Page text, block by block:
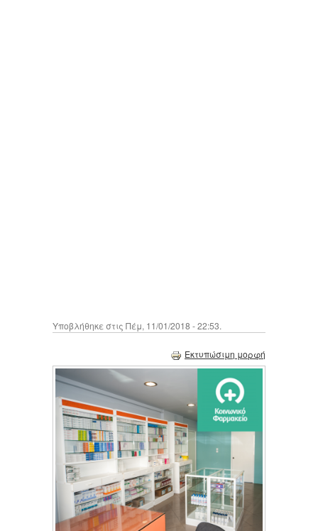
Υποβλήθηκε στις Πέμ, 11/01/2018 - 22:53.
Εκτυπώσιμη μορφή